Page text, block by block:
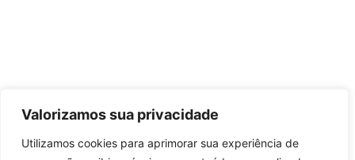
Valorizamos sua privacidade
Utilizamos cookies para aprimorar sua experiência de